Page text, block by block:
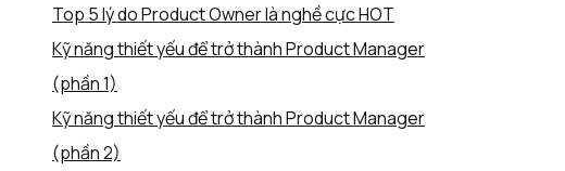
Top 5 lý do Product Owner là nghề cực HOT
Kỹ năng thiết yếu để trở thành Product Manager
(phần 1)
Kỹ năng thiết yếu để trở thành Product Manager
(phần 2)